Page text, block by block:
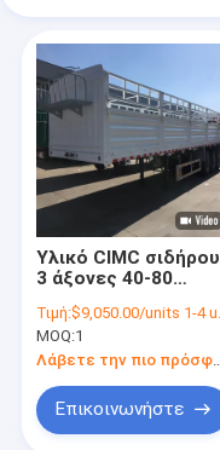
Υλικό CIMC σιδήρου
3 άξονες 40-80
Τύπος κλίβανο
Τύπος βαρέων
φορτηγών τύπου
βαρέων φορτηγών
Υψηλό φράχτη
Αποθήκη
Τιμή:$9,050.00/units 1-4 units
MOQ:1
Λάβετε την πιο πρόσφατη τιμή
Επικοινωνήστε